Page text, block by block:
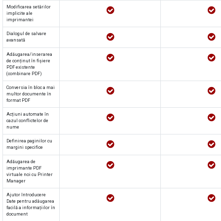
Modificarea setărilor
implicite ale
imprimantei
Dialogul de salvare
avansată
Adăugarea/inserarea
de conținut în fișiere
PDF existente
(combinare PDF)
Conversia în bloc a mai
multor documente în
format PDF
Acțiuni automate în
cazul conflictelor de
nume
Definirea paginilor cu
margini specifice
Adăugarea de
imprimante PDF
virtuale noi cu Printer
Manager
Ajutor Introducere
Date pentru adăugarea
facilă a informațiilor în
document